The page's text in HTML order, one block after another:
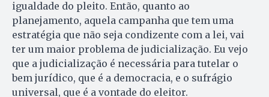
igualdade do pleito. Então, quanto ao
planejamento, aquela campanha que tem uma
estratégia que não seja condizente com a lei, vai
ter um maior problema de judicialização. Eu vejo
que a judicialização é necessária para tutelar o
bem jurídico, que é a democracia, e o sufrágio
universal, que é a vontade do eleitor.